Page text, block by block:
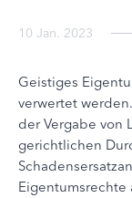
10 Jan. 2023
Geistiges
verwertet
der Vergabe von
gerichtlichen